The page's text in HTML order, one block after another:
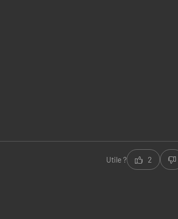
Utile ? 2